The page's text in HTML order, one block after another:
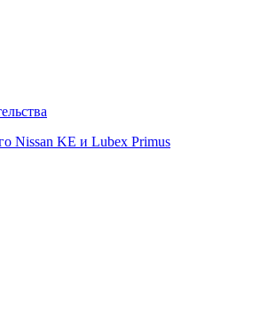
Nissan KE и Lubex Primus